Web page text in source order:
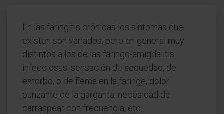
En las faringitis crónicas los síntomas que
existen son variados, pero en general muy
distintos a los de las faringo-amigdalitis
infecciosas: sensación de sequedad, de
estorbo, o de flema en la faringe, dolor
punzante de la garganta, necesidad de
carraspear con frecuencia, etc.